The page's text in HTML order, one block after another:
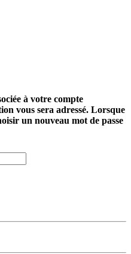
à votre compte
vous sera adressé. Lorsque
un nouveau mot de passe